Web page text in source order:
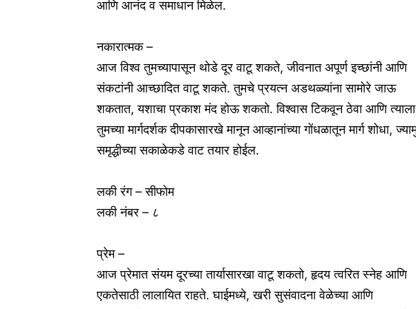
आणि आनंद व समाधान मिळेल.
नकारात्मक –
आज विश्व तुमच्यापासून थोडे दूर वाटू शकते, जीवनात अपूर्ण इच्छांनी आणि
संकटांनी आच्छादित वाटू शकते. तुमचे प्रयत्न अडथळ्यांना सामोरे जाऊ
शकतात, यशाचा प्रकाश मंद होऊ शकतो. विश्वास टिकवून ठेवा आणि त्याला
तुमच्या मार्गदर्शक दीपकासारखे मानून आव्हानांच्या गोंधळातून मार्ग शोधा,
समृद्धीच्या सकाळेकडे वाट तयार होईल.
लकी रंग – सीफोम
लकी नंबर – ८
प्रेम –
आज प्रेमात संयम दूरच्या तार्यासारखा वाटू शकतो, हृदय त्वरित स्नेह आणि
एकतेसाठी लालायित राहते. घाईमध्ये, खरी सुसंवादना वेळेच्या आणि